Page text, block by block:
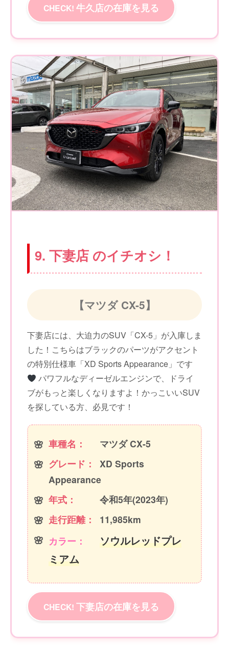
牛久店の在庫を見る
9. 下妻店 のイチオシ！
【マツダ CX-5】
下妻店には、大迫力のSUV「CX-5」が入庫しま
した！こちらはブラックのパーツがアクセント
の特別仕様車「XD Sports Appearance」です
パワフルなディーゼルエンジンで、ドライ
ブがもっと楽しくなりますよ！かっこいいSUV
を探している方、必見です！
車種名：
マツダ CX-5
グレード：
XD Sports
Appearance
年式：
令和5年(2023年)
走行距離：
11,985km
カラー：
ソウルレッドプレ
ミアム
下妻店の在庫を見る